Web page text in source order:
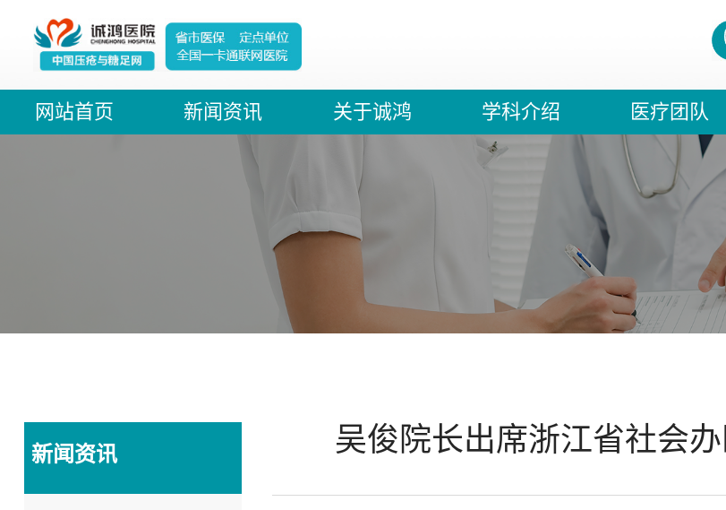
网站首页 新闻资讯 关于诚鸿 学科介绍 医疗团队
新闻资讯 吴俊院长出席浙江省社会